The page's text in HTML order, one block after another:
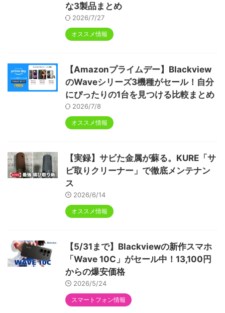
な3製品まとめ
2026/7/27
オススメ情報
【Amazonプライムデー】Blackview
のWaveシリーズ3機種がセール！自分
にぴったりの1台を見つける比較まとめ
2026/7/8
オススメ情報
【実録】サビた金属が蘇る。KURE「サ
ビ取りクリーナー」で徹底メンテナン
ス
2026/6/14
オススメ情報
【5/31まで】Blackviewの新作スマホ
「Wave 10C」がセール中！13,100円
からの爆安価格
2026/5/24
スマートフォン情報